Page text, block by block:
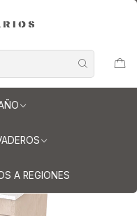
A REGIONES
de Cuarzo / Rustico